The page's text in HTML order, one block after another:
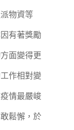
物資等
有著獎勵
面變得更
作相對變
情最嚴峻
鬆懈，於